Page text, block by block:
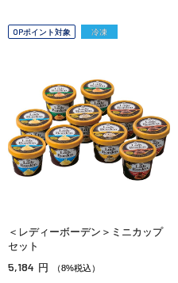
OPポイント対象 冷凍
＜レディーボーデン＞ミニカップ
セット
5,184 円 （8%税込）